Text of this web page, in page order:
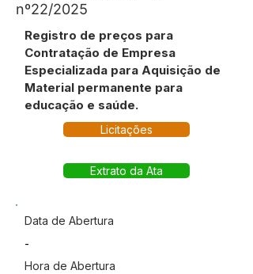
nº22/2025
Registro de preços para
Contratação de Empresa
Especializada para Aquisição de
Material permanente para
educação e saúde.
Licitações
Extrato da Ata
Data de Abertura
-
Hora de Abertura